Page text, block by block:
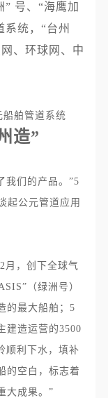
号、“海鹰加
统， “台州
、环球网、中
舶管道系统
造”
我们的产品。”5
起公元管道应用
月，创下全球气
（绿洲号）
的最大船舶；5
建造运营的3500
顺利下水，填补
的空白，标志着
大成果。 ”